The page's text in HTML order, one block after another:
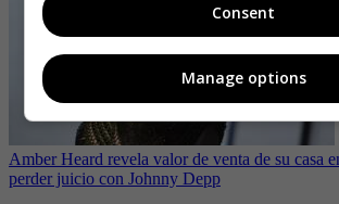
Amber Heard revela valor de venta de su casa
perder juicio con Johnny Depp
Consent
Manage options